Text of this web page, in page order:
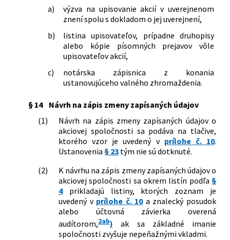
a)
výzva na upisovanie akcií v uverejnenom
znení spolu s dokladom o jej uverejnení,
b)
listina upisovateľov, prípadne druhopisy
alebo kópie písomných prejavov vôle
upisovateľov akcií,
c)
notárska zápisnica z konania
ustanovujúceho valného zhromaždenia.
§ 14
Návrh na zápis zmeny zapísaných údajov
(1)
Návrh na zápis zmeny zapísaných údajov o
akciovej spoločnosti sa podáva na tlačive,
ktorého vzor je uvedený v prílohe č. 10.
Ustanovenia § 23 tým nie sú dotknuté.
(2)
K návrhu na zápis zmeny zapísaných údajov o
akciovej spoločnosti sa okrem listín podľa §
4prikladajú listiny, ktorých zoznam je
uvedený v prílohe č. 10a znalecký posudok
alebo účtovná závierka overená
audítorom,2ab) ak sa základné imanie
spoločnosti zvyšuje nepeňažnými vkladmi.